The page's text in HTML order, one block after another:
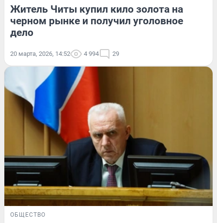
Житель Читы купил кило золота на
черном рынке и получил уголовное
дело
20 марта, 2026, 14:52 4 994 29
ОБЩЕСТВО